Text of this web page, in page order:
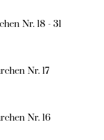
Nr. 18 - 31
Nr. 17
Nr. 16